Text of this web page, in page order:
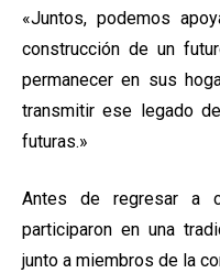
«Juntos, podemos
construcción de un
permanecer en sus
transmitir ese legado
futuras.»
Antes de regresar a
participaron en una
junto a miembros de la